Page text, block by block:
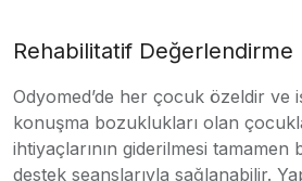
Rehabilitatif Değerlendirme
Odyomed’de her çocuk özeldir ve
konuşma bozuklukları olan
ihtiyaçlarının giderilmesi tamamen
destek seanslarıyla sağlanabilir.